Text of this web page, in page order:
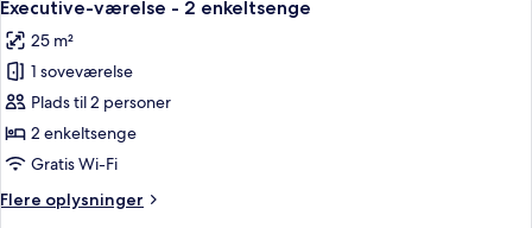
seng
alle
billeder
af
Executive-
værelse
-
enkeltsenge
Executive-værelse - 2 enkeltsenge
25 m²
1 soveværelse
Plads til 2 personer
2 enkeltsenge
Gratis Wi-Fi
Flere oplysninger
Flere